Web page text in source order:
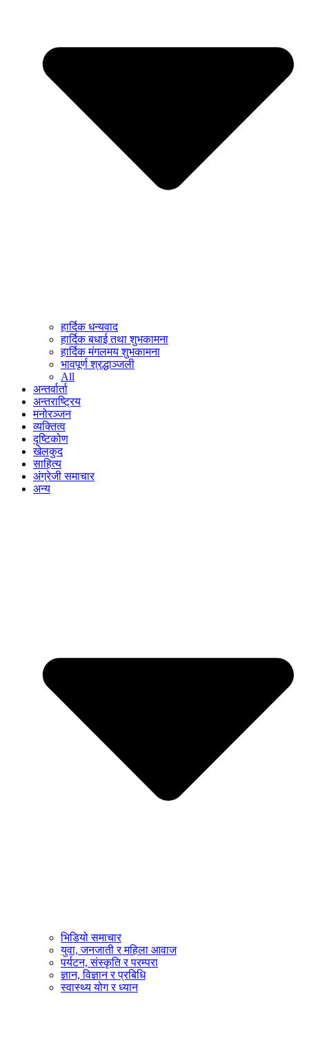
हार्दिक धन्यवाद
हार्दिक बधाई तथा शुभकामना
हार्दिक मंगलमय शुभकामना
भावपूर्ण श्रद्धाञ्जली
All
अन्तर्वार्ता
अन्तराष्ट्रिय
मनोरञ्जन
व्यक्तित्व
दृष्टिकोण
खेलकुद
साहित्य
अंग्रेजी समाचार
अन्य
भिडियो समाचार
युवा, जनजाती र महिला आवाज
पर्यटन, संस्कृति र परम्परा
ज्ञान, विज्ञान र प्रबिधि
स्वास्थ्य योग र ध्यान